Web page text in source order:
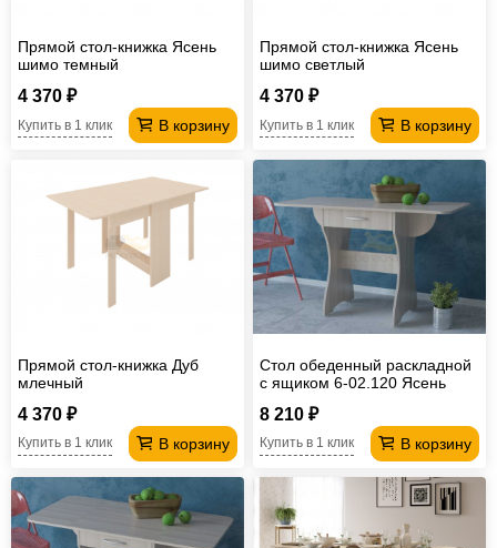
Прямой стол-книжка Ясень
шимо темный
4 370 ₽
В корзину
Купить в 1 клик
Прямой стол-книжка Ясень
шимо светлый
4 370 ₽
В корзину
Купить в 1 клик
Прямой стол-книжка Дуб
млечный
4 370 ₽
В корзину
Купить в 1 клик
Стол обеденный раскладной
с ящиком 6-02.120 Ясень
8 210 ₽
В корзину
Купить в 1 клик